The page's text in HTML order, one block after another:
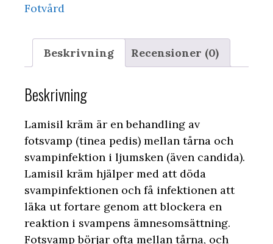
Fotvård
Beskrivning Recensioner (0)
Beskrivning
Lamisil kräm är en behandling av
fotsvamp (tinea pedis) mellan tårna och
svampinfektion i ljumsken (även candida).
Lamisil kräm hjälper med att döda
svampinfektionen och få infektionen att
läka ut fortare genom att blockera en
reaktion i svampens ämnesomsättning.
Fotsvamp börjar ofta mellan tårna, och